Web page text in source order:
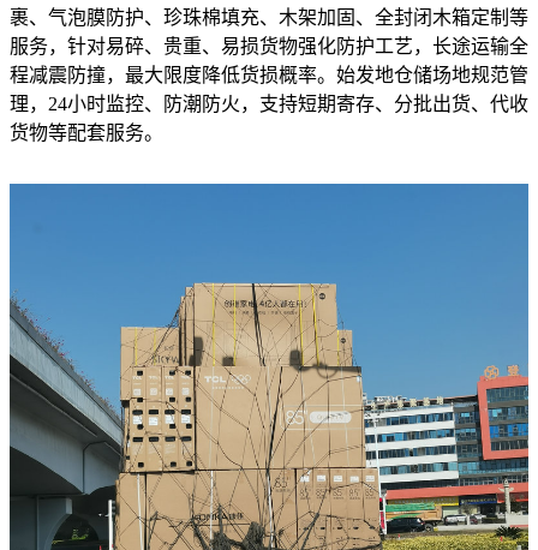
裹、气泡膜防护、珍珠棉填充、木架加固、全封闭木箱定制等
服务，针对易碎、贵重、易损货物强化防护工艺，长途运输全
程减震防撞，最大限度降低货损概率。始发地仓储场地规范管
理，24小时监控、防潮防火，支持短期寄存、分批出货、代收
货物等配套服务。